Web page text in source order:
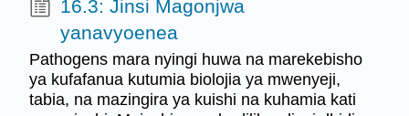
16.3: Jinsi Magonjwa
yanavyoenea
Pathogens mara nyingi huwa na marekebisho
ya kufafanua kutumia biolojia ya mwenyeji,
tabia, na mazingira ya kuishi na kuhamia kati